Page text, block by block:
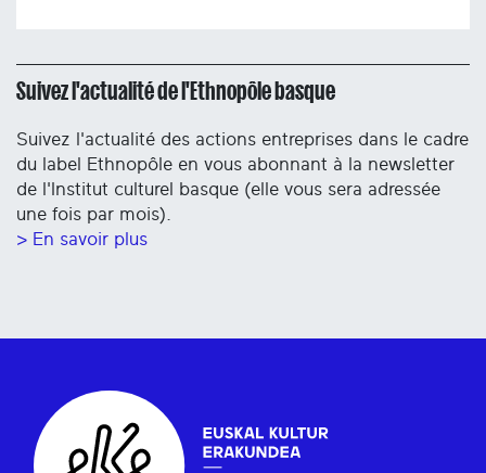
Suivez l'actualité de l'Ethnopôle basque
Suivez l'actualité des actions entreprises dans le cadre
du label Ethnopôle en vous abonnant à la newsletter
de l'Institut culturel basque (elle vous sera adressée
une fois par mois).
> En savoir plus